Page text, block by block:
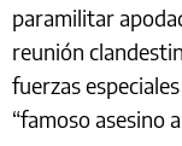
paramilitar
reunión
fuerzas
“famoso asesino